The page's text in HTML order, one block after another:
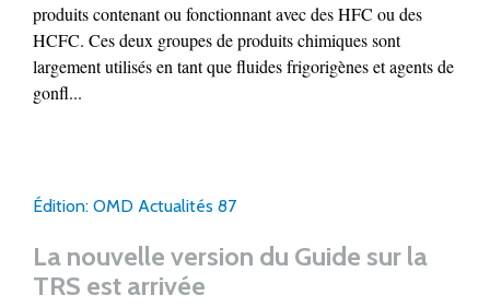
produits contenant ou fonctionnant avec des HFC ou des
HCFC. Ces deux groupes de produits chimiques sont
largement utilisés en tant que fluides frigorigènes et agents de
gonfl...
Édition: OMD Actualités 87
La nouvelle version du Guide sur la
TRS est arrivée